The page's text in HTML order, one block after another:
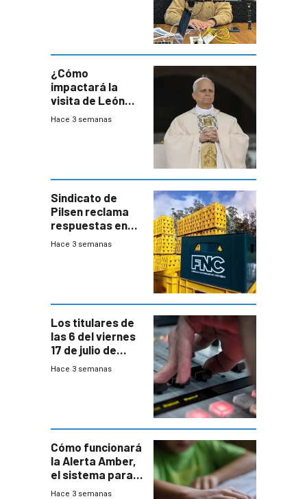
¿Cómo
impactará la
visita de León
XIV a Uruguay?
Hace 3 semanas
Sindicato de
Pilsen reclama
respuestas en
medio de
Hace 3 semanas
Los titulares de
las 6 del viernes
17 de julio de
2026
Hace 3 semanas
Cómo funcionará
la Alerta Amber,
el sistema para
la búsqueda
Hace 3 semanas